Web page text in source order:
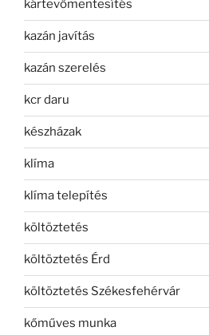
kártevőmentesítés
kazán javítás
kazán szerelés
kcr daru
készházak
klíma
klíma telepítés
költöztetés
költöztetés Érd
költöztetés Székesfehérvár
kőműves munka